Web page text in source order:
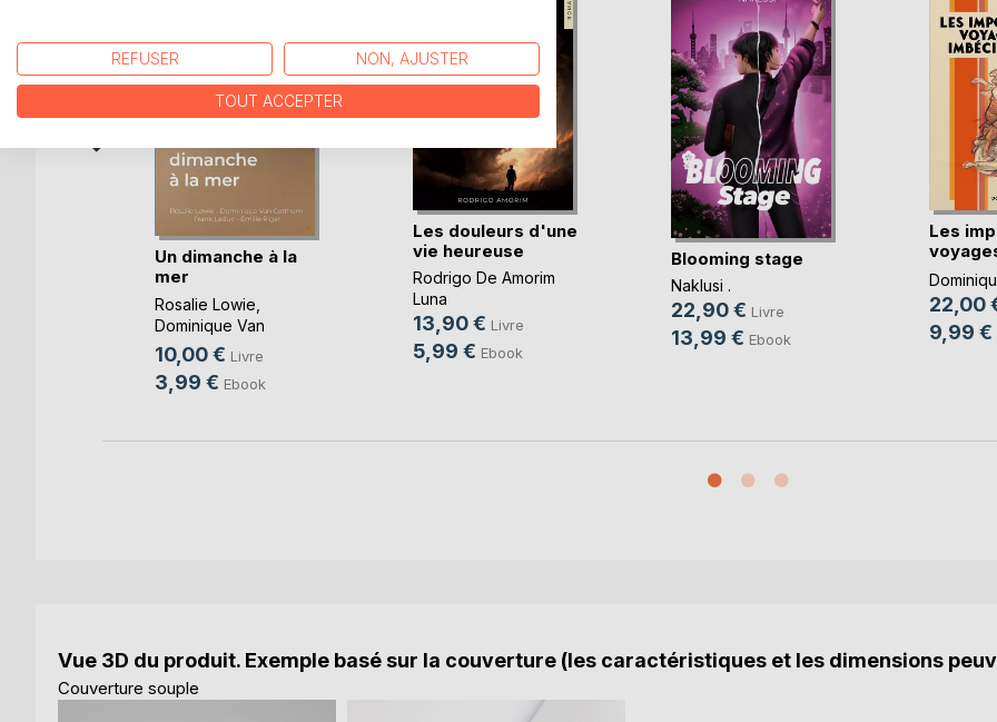
Un dimanche à la
mer
Rosalie Lowie
Dominique Van
Cotthem, ...
10,00 € Livre
3,99 € Ebook
Les douleurs d'une
vie heureuse
Rodrigo De Amorim
Luna
13,90 € Livre
5,99 € Ebook
Blooming stage
Naklusi .
22,90 € Livre
13,99 € Ebook
Les
22,00
9,99 €
Vue 3D du produit. Exemple basé sur la couverture (les caractéristiques et les dimensions
Couverture souple
REFUSER NON, AJUSTER
TOUT ACCEPTER